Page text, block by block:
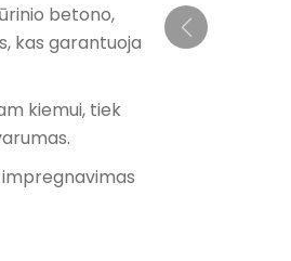
betono,
kas garantuoja
kiemui, tiek